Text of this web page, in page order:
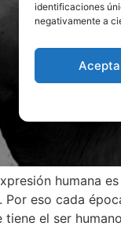
identificaciones
negativamente a
humana
eso cada
tiene el ser